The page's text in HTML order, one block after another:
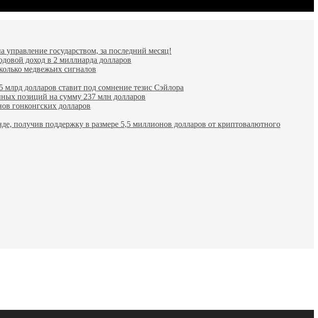
государством, за последний месяц!
доход в 2 миллиарда долларов
медвежьих сигналов
долларов ставит под сомнение тезис Сэйлора
позиций на сумму 237 млн долларов
гонконгских долларов
получив поддержку в размере 5,5 миллионов долларов от криптовалютного